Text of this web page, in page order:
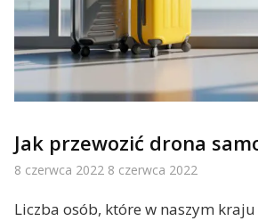
Jak przewozić drona
8 czerwca 2022 8 czerwca 2022
Liczba osób, które w naszym